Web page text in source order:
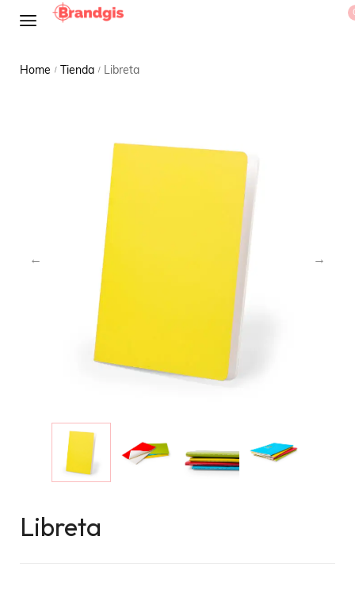
Home / Tienda / Libreta
Libreta